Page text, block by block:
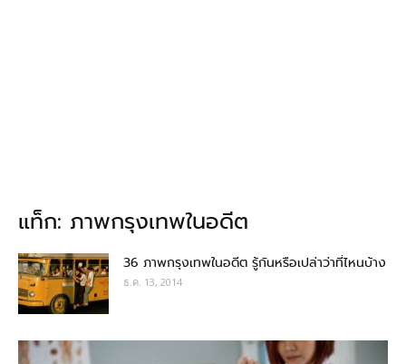
แท็ก: ภาพกรุงเทพในอดีต
36 ภาพกรุงเทพในอดีต รู้กันหรือเปล่าว่าที่ไหนบ้าง
ธ.ค. 13, 2014